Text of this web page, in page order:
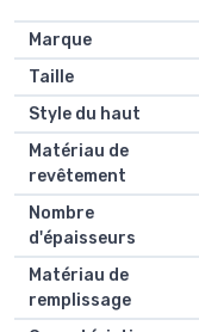
Marque
Taille
Style du haut
Matériau de
revêtement
Nombre
d'épaisseurs
Matériau de
remplissage